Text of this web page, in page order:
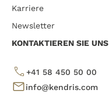
Karriere
Newsletter
KONTAKTIEREN SIE UNS
+41 58 450 50 00
info@kendris.com